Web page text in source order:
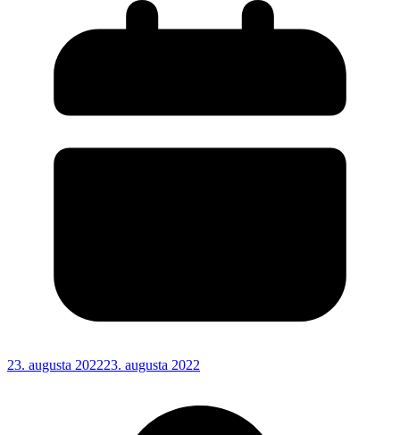
23. augusta 202223. augusta 2022